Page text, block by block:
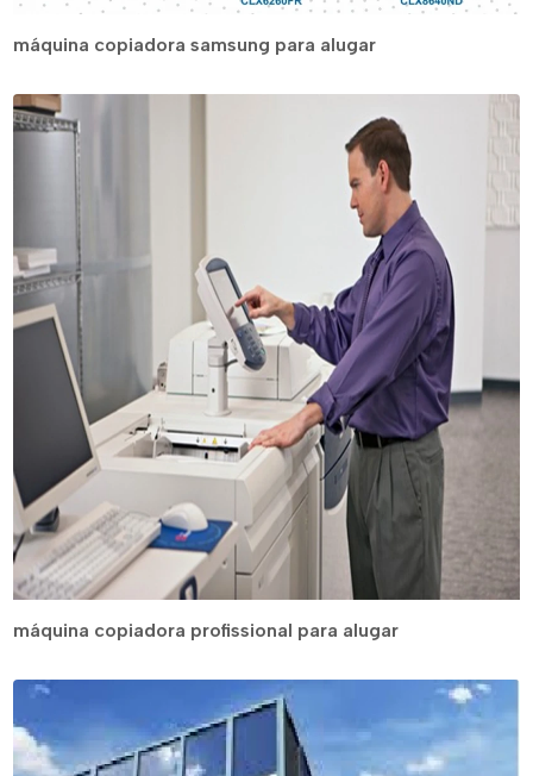
máquina copiadora samsung para alugar
máquina copiadora profissional para alugar